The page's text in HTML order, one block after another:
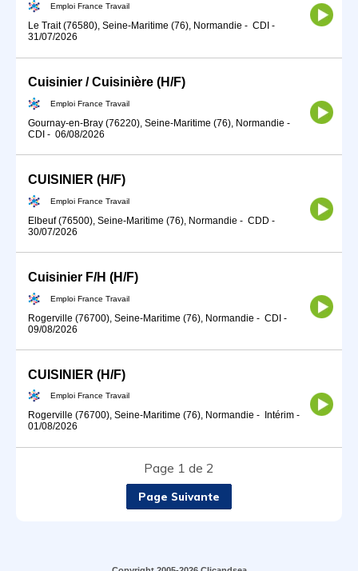
Emploi France Travail
Le Trait (76580), Seine-Maritime (76), Normandie - CDI -
31/07/2026
Cuisinier / Cuisinière (H/F)
Emploi France Travail
Gournay-en-Bray (76220), Seine-Maritime (76), Normandie -
CDI - 06/08/2026
CUISINIER (H/F)
Emploi France Travail
Elbeuf (76500), Seine-Maritime (76), Normandie - CDD -
30/07/2026
Cuisinier F/H (H/F)
Emploi France Travail
Rogerville (76700), Seine-Maritime (76), Normandie - CDI -
09/08/2026
CUISINIER (H/F)
Emploi France Travail
Rogerville (76700), Seine-Maritime (76), Normandie - Intérim -
01/08/2026
Page 1 de 2
Page Suivante